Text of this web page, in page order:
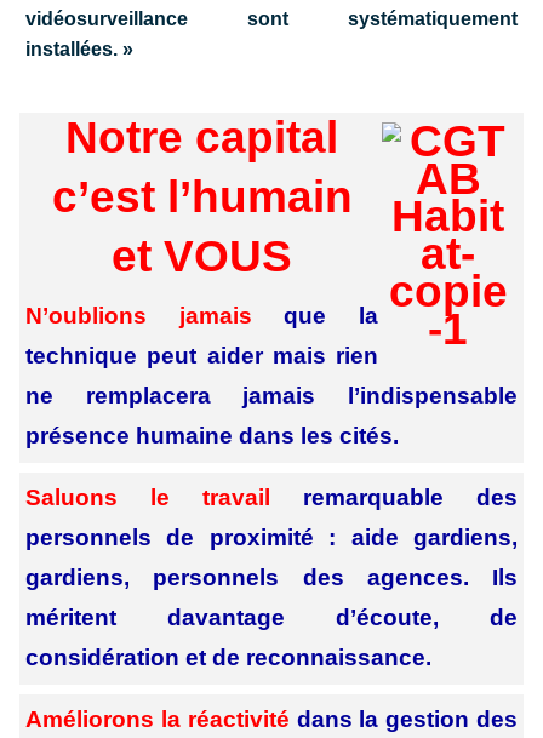
vidéosurveillance sont systématiquement
installées. »
Notre capital
c’est l’humain
et VOUS
N’oublions jamais
que la
technique peut aider mais rien
ne remplacera jamais l’indispensable
présence humaine dans les cités.
Saluons le travail
remarquable des
personnels de proximité : aide gardiens,
gardiens, personnels des agences. Ils
méritent davantage d’écoute, de
considération et de reconnaissance.
Améliorons la réactivité dans la gestiondes